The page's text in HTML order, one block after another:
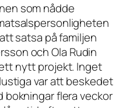
som nådde
satsa på familjen
och Ola Rudin
nytt projekt. Inget
var att beskedet
bokningar flera veckor